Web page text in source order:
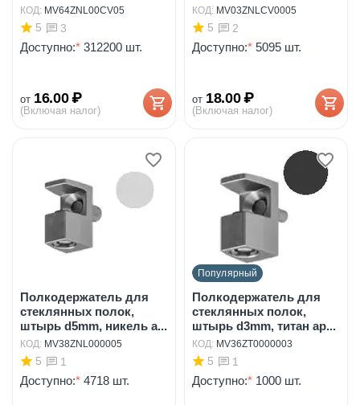
КОД: MV64ZNL00CV05
5 3
Доступно:* 312200 шт.
от 16.00 ₽
(Включая налог)
КОД: MV03ZNLCV0005
5 2
Доступно:* 5095 шт.
от 18.00 ₽
(Включая налог)
Полкодержатель для
стеклянных полок,
штырь d5mm, никель а...
КОД: MV38ZNL000005
5 1
Доступно:* 4718 шт.
Популярный
Полкодержатель для
стеклянных полок,
штырь d3mm, титан ар...
КОД: MV36ZT0000003
5 1
Доступно:* 1000 шт.